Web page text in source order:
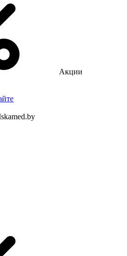
Акции